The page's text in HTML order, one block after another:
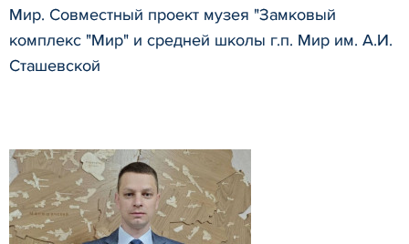
Мир. Совместный проект музея "Замковый
комплекс "Мир" и средней школы г.п. Мир им. А.И.
Сташевской